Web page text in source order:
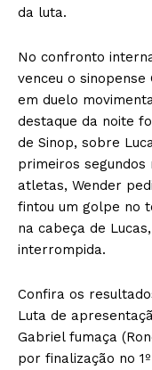
da luta.
No confronto
venceu o
em duelo
destaque da noite
de Sinop, sobre
primeiros
atletas, Wender
fintou um golpe no
na cabeça de
interrompida.
Confira os
Luta de
Gabriel fumaça
por finalização no